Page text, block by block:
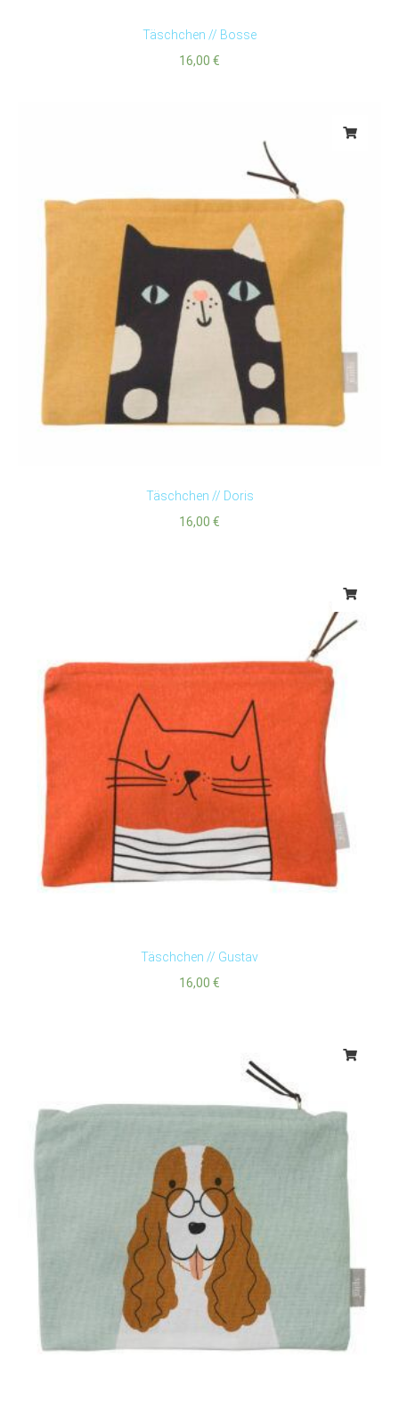
Täschchen // Bosse
16,00 €
Täschchen // Doris
16,00 €
Täschchen // Gustav
16,00 €